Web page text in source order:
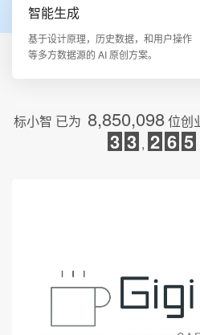
智能生成
基于设计原理，历史数据，和用户操作
等多方数据源的 AI 原创方案。
标小智 已为 8,850,098位创
3 3 , 2 6 5